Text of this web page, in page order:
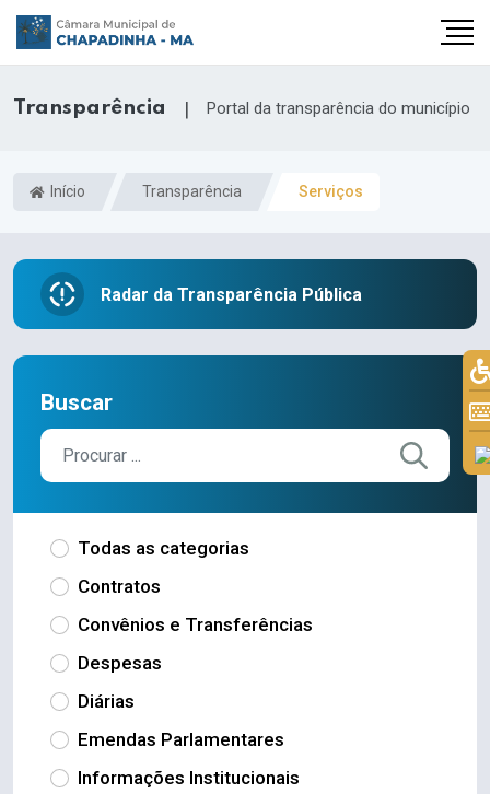
Transparência | Portal da transparência do município
Início Transparência Serviços
Radar da Transparência Pública
Buscar
Todas as categorias
Contratos
Convênios e Transferências
Despesas
Diárias
Emendas Parlamentares
Informações Institucionais